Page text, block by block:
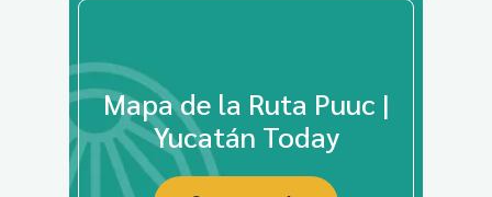
Mapa de la Ruta Puuc |
Yucatán Today